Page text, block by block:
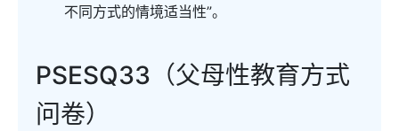
不同方式的情境适当性”。
PSESQ33（父母性教育方式
问卷）